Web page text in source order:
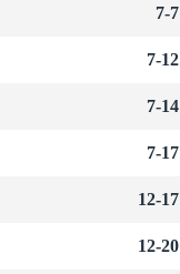
7-7
7-12
7-14
7-17
12-17
12-20